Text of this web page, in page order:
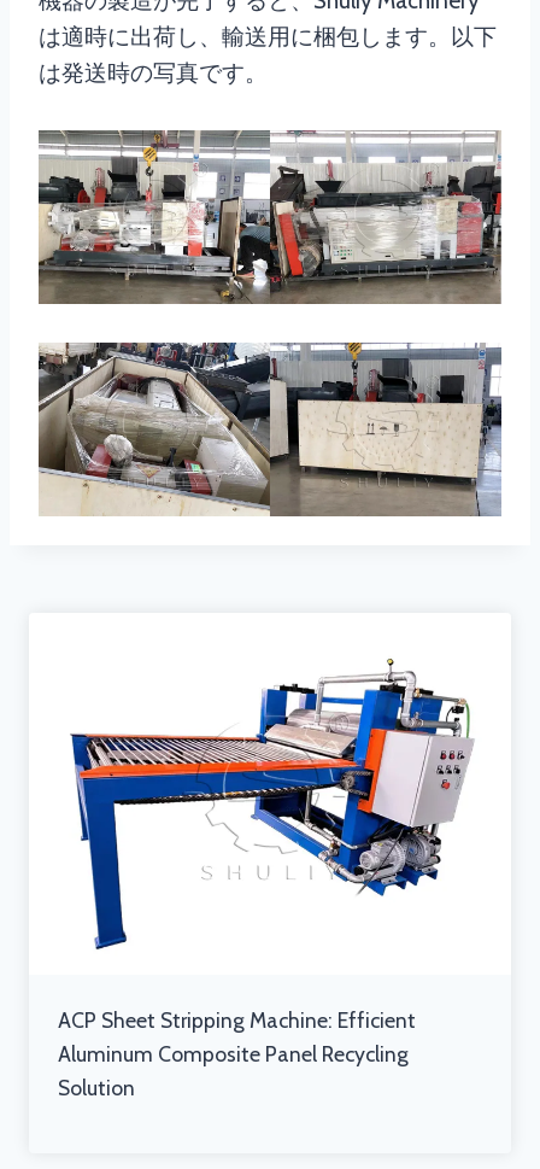
は適時に出荷し、輸送用に梱包します。以下
は発送時の写真です。
ACP Sheet Stripping Machine: Efficient
Aluminum Composite Panel Recycling
Solution